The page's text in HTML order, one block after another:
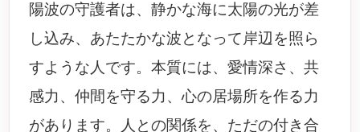
陽波の守護者は、静かな海に太陽の光が差
し込み、あたたかな波となって岸辺を照ら
すような人です。本質には、愛情深さ、共
感力、仲間を守る力、心の居場所を作る力
があります。人との関係を、ただの付き合